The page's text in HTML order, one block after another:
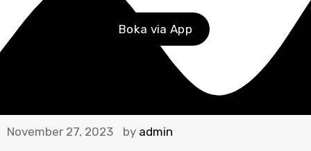
Boka via App
November 27, 2023 by admin